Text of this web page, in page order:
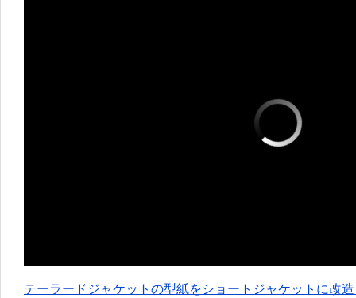
テーラードジャケットの型紙をショートジャケットに改